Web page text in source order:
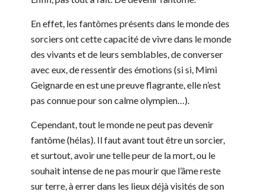
En effet, les fantômes présents dans le monde des
sorciers ont cette capacité de vivre dans le monde
des vivants et de leurs semblables, de converser
avec eux, de ressentir des émotions (si si, Mimi
Geignarde en est une preuve flagrante, elle n’est
pas connue pour son calme olympien…).
Cependant, tout le monde ne peut pas devenir
fantôme (hélas). Il faut avant tout être un sorcier,
et surtout, avoir une telle peur de la mort, ou le
souhait intense de ne pas mourir que l’âme reste
sur terre, à errer dans les lieux déjà visités de son